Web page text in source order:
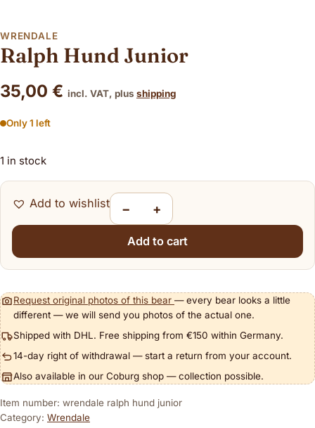
WRENDALE
Ralph Hund Junior
35,00 € incl. VAT, plus shipping
Only 1 left
1 in stock
Add to wishlist −
Ralph Hund Junior quantity
+
Add to cart
Request original photos of this bear — every bear looks a little
different — we will send you photos of the actual one.
Shipped with DHL. Free shipping from €150 within Germany.
14-day right of withdrawal — start a return from your account.
Also available in our Coburg shop — collection possible.
Item number: wrendale ralph hund junior
Category: Wrendale